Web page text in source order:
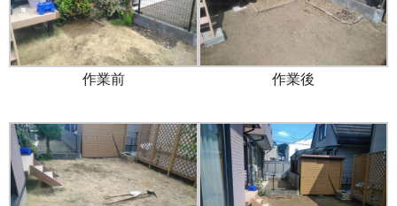
作業前 作業後